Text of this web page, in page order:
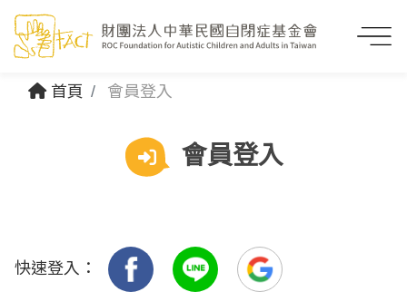
首頁 會員登入
會員登入
快速登入：